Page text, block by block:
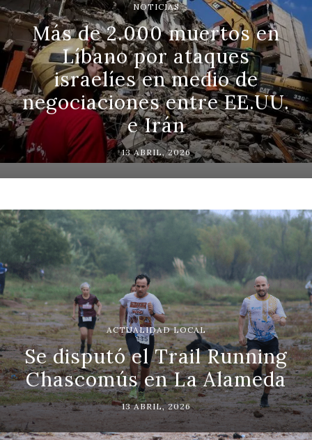
NOTICIAS
Más de 2.000 muertos en
Líbano por ataques
israelíes en medio de
negociaciones entre EE.UU.
e Irán
13 ABRIL, 2026
ACTUALIDAD LOCAL
Se disputó el Trail Running
Chascomús en La Alameda
13 ABRIL, 2026